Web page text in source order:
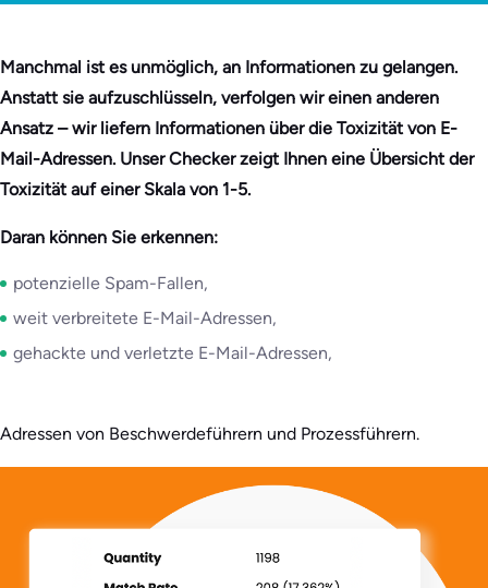
Manchmal ist es unmöglich, an Informationen zu gelangen.
Anstatt sie aufzuschlüsseln, verfolgen wir einen anderen
Ansatz – wir liefern Informationen über die Toxizität von E-
Mail-Adressen. Unser Checker zeigt Ihnen eine Übersicht der
Toxizität auf einer Skala von 1-5.
Daran können Sie erkennen:
potenzielle Spam-Fallen,
weit verbreitete E-Mail-Adressen,
gehackte und verletzte E-Mail-Adressen,
Adressen von Beschwerdeführern und Prozessführern.